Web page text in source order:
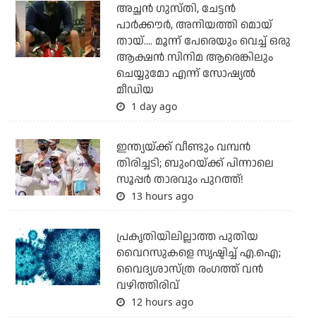
അച്ഛന്‍ ഗുസ്തി, ചേട്ടന്‍
പാര്‍ക്കൗര്‍, അനിയത്തി മൊയ്
തായ്.... മൂന്ന് പേരെയും വെച്ച് ഒരു
ആക്ഷന്‍ സിനിമ ആരെങ്കിലും
ചെയ്യുമോ എന്ന് സോഷ്യല്‍
മീഡിയ
1 day ago
ഇന്ത്യയ്ക്ക് വീണ്ടും വമ്പന്‍
തിരിച്ചടി; ബുംറയ്ക്ക് പിന്നാലെ
സൂപ്പര്‍ താരവും പുറത്ത്!
13 hours ago
പ്രകൃതിയിലില്ലാത്ത പുതിയ
വൈറസുകളെ സൃഷ്ടിച്ച് എ.ഐ;
വൈദ്യശാസ്ത്ര രംഗത്ത് വന്‍
വഴിത്തിരിവ്
12 hours ago